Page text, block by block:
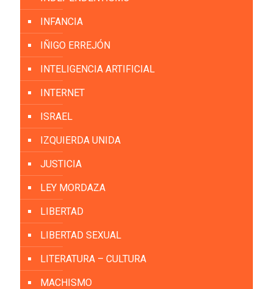
INFANCIA
IÑIGO ERREJÓN
INTELIGENCIA ARTIFICIAL
INTERNET
ISRAEL
IZQUIERDA UNIDA
JUSTICIA
LEY MORDAZA
LIBERTAD
LIBERTAD SEXUAL
LITERATURA – CULTURA
MACHISMO